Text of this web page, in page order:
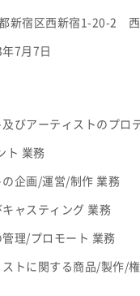
新宿区西新宿1-20-2 西
7月7日
及びアーティストのプロ
ト 業務
の企画/運営/制作 業務
ャスティング 業務
理/プロモート 業務
ストに関する商品/製作/